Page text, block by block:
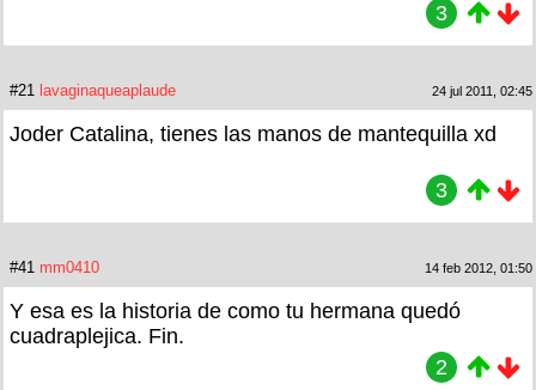
3
#21 lavaginaqueaplaude 24 jul 2011, 02:45
Joder Catalina, tienes las manos de mantequilla xd
3
#41 mm0410 14 feb 2012, 01:50
Y esa es la historia de como tu hermana quedó
cuadraplejica. Fin.
2